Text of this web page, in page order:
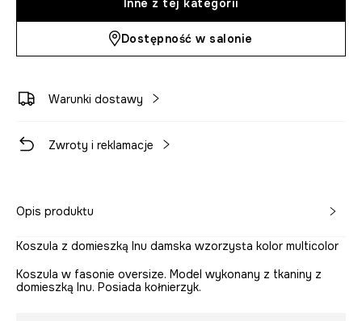
Inne z tej kategorii
Dostępność w salonie
Warunki dostawy
Zwroty i reklamacje
Opis produktu
Koszula z domieszką lnu damska wzorzysta kolor multicolor
Koszula w fasonie oversize. Model wykonany z tkaniny z
domieszką lnu. Posiada kołnierzyk.